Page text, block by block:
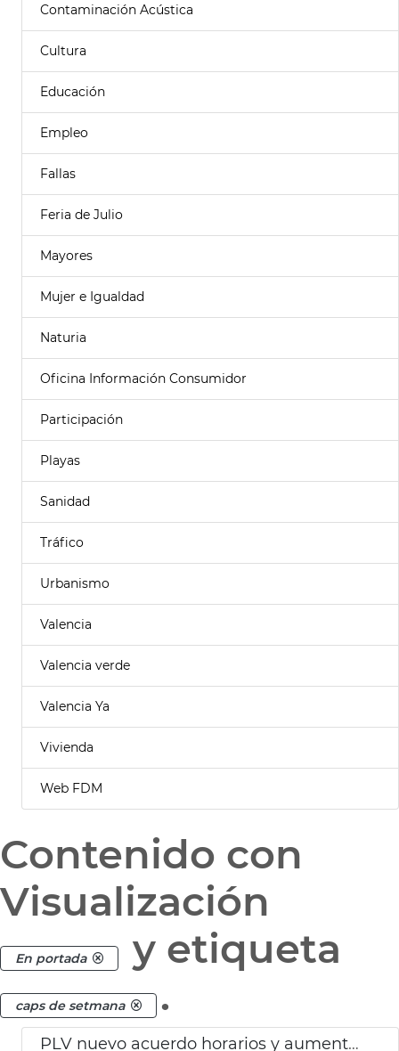
Contaminación Acústica
Cultura
Educación
Empleo
Fallas
Feria de Julio
Mayores
Mujer e Igualdad
Naturia
Oficina Información Consumidor
Participación
Playas
Sanidad
Tráfico
Urbanismo
Valencia
Valencia verde
Valencia Ya
Vivienda
Web FDM
Contenido con
Visualización
En portada y etiqueta
caps de setmana .
PLV nuevo acuerdo horarios y aumento efectivos fines semana